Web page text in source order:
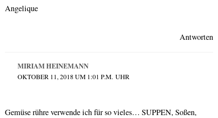
Angelique
Antworten
MIRIAM HEINEMANN
OKTOBER 11, 2018 UM 1:01 P.M. UHR
Gemüse rühre verwende ich für so vieles… SUPPEN, Soßen,